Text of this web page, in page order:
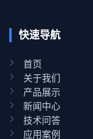
快速导航
首页
关于我们
产品展示
新闻中心
技术问答
应用案例